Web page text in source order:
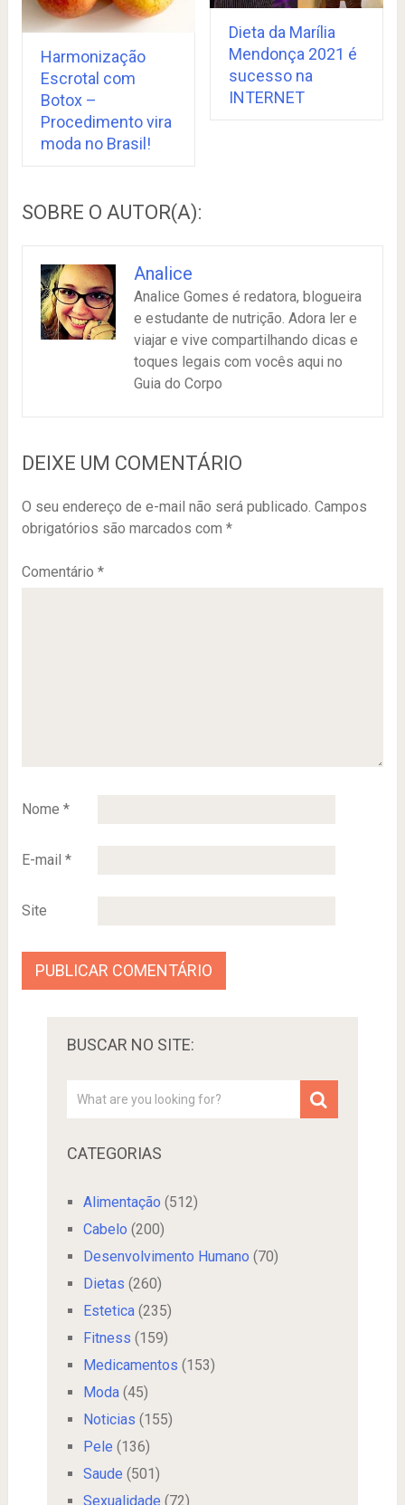
Harmonização
Escrotal com
Botox –
Procedimento vira
moda no Brasil!
Dieta da Marília
Mendonça 2021 é
sucesso na
INTERNET
SOBRE O AUTOR(A):
Analice
Analice Gomes é redatora, blogueira
e estudante de nutrição. Adora ler e
viajar e vive compartilhando dicas e
toques legais com vocês aqui no
Guia do Corpo
DEIXE UM COMENTÁRIO
O seu endereço de e-mail não será publicado. Campos
obrigatórios são marcados com *
Comentário *
Nome *
E-mail *
Site
BUSCAR NO SITE:
CATEGORIAS
Alimentação (512)
Cabelo (200)
Desenvolvimento Humano (70)
Dietas (260)
Estetica(235)
Fitness (159)
Medicamentos (153)
Moda(45)
Noticias (155)
Pele (136)
Saude (501)
Sexualidade (72)